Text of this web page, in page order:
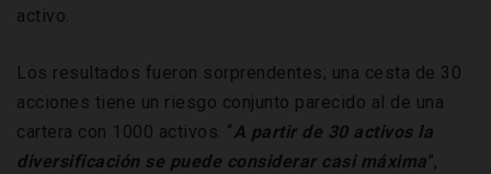
activo.
Los resultados fueron sorprendentes; una cesta de 30
acciones tiene un riesgo conjunto parecido al de una
cartera con 1000 activos. “A partir de 30 activos la
diversificación se puede considerar casi máxima”,